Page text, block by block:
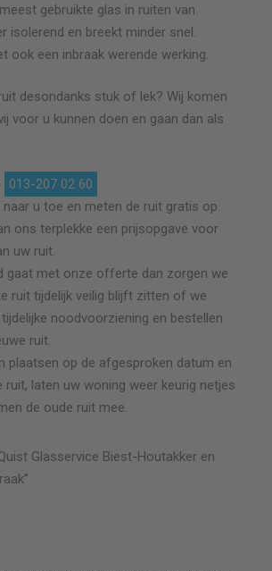
gebruikte glas in ruiten van.
isolerend en breekt minder snel.
ook een inbraak werende werking.
desondanks stuk of lek? Wij komen
voor u kunnen doen en gaan dan als
013-207 02 60
naar u toe en meten de ruit gratis op.
ons terplekke een prijsopgave voor
uw ruit.
gaat met onze offerte dan zorgen we
ruit tijdelijk veilig blijft zitten of we
noodvoorziening en bestellen
ruit.
plaatsen op de afgesproken datum en
ruit, laten uw woning weer keurig netjes
de oude ruit mee.
Glasservice Biest-Houtakkeren